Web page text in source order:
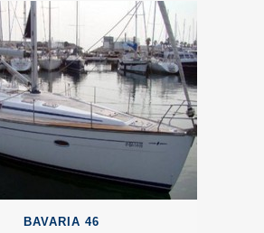
BAVARIA 46